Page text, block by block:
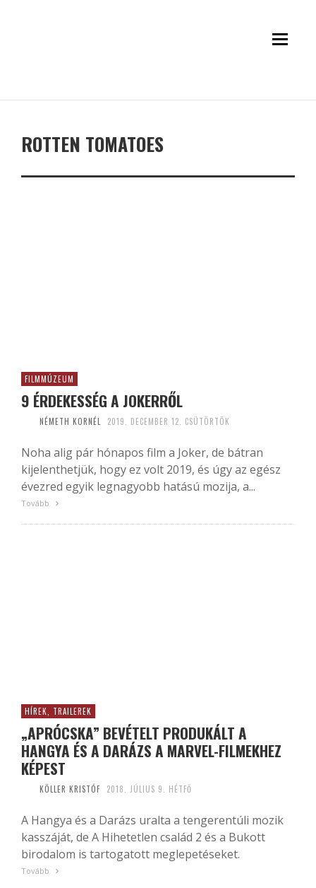
ROTTEN TOMATOES
FILMMÚZEUM
9 ÉRDEKESSÉG A JOKERRŐL
NÉMETH KORNÉL 2019. DECEMBER 12. CSÜTÖRTÖK
Noha alig pár hónapos film a Joker, de bátran
kijelenthetjük, hogy ez volt 2019, és úgy az egész
évezred egyik legnagyobb hatású mozija, a...
Tovább
HÍREK, TRAILEREK
„APRÓCSKA” BEVÉTELT PRODUKÁLT A
HANGYA ÉS A DARÁZS A MARVEL-FILMEKHEZ
KÉPEST
KÖLLER KRISTÓF 2018. JÚLIUS 9. HÉTFŐ
A Hangya és a Darázs uralta a tengerentúli mozik
kasszáját, de A Hihetetlen család 2 és a Bukott
birodalom is tartogatott meglepetéseket.
Tovább